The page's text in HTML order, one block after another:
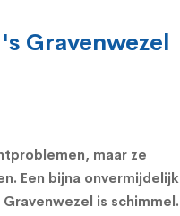
Gravenwezel
maar ze
Een bijna onvermijdelijk
is schimmel.